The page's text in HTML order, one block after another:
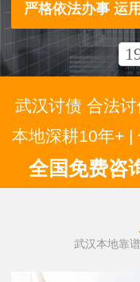
严格依法办事 运
武汉讨债 合法
本地深耕10年+ |
全国免费咨
武汉本地靠